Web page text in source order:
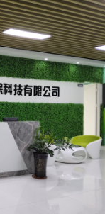
内环境净化治理
质”“室内环境
资质等级证
有多名高级《环
工程师》室内
格认证的治理
握室内空气净化
技术和五项专利
项计算机软件著
书等。研发实